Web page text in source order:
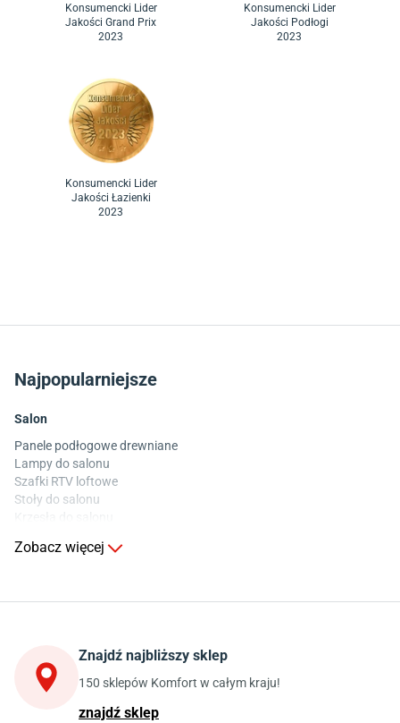
Konsumencki Lider
Jakości Grand Prix
2023
Konsumencki Lider
Jakości Podłogi
2023
Konsumencki Lider
Jakości Łazienki
2023
Najpopularniejsze
Salon
Panele podłogowe drewniane
Lampy do salonu
Szafki RTV loftowe
Stoły do salonu
Stoły do kuchni
Szafki kuchenne wiszące (górne)
Szafki pod zlewozmywak
Blaty kuchenne laminowane
Zobacz więcej
Znajdź najbliższy sklep
150 sklepów Komfort w całym kraju!
znajdź sklep